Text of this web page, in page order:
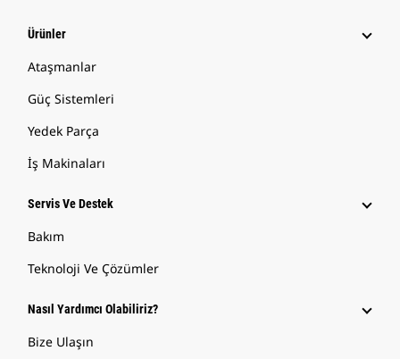
Ürünler
Ataşmanlar
Güç Sistemleri
Yedek Parça
İş Makinaları
Servis Ve Destek
Bakım
Teknoloji Ve Çözümler
Nasıl Yardımcı Olabiliriz?
Bize Ulaşın